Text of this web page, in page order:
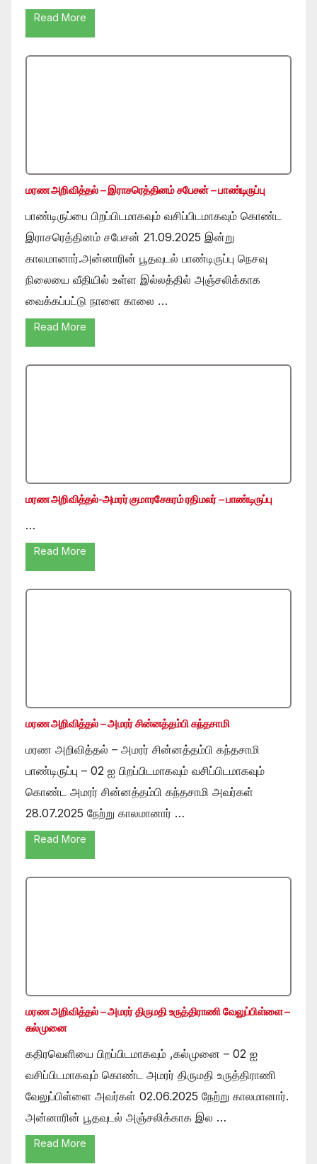
Read More
மரண அறிவித்தல் – இராசரெத்தினம் சபேசன் – பாண்டிருப்பு
பாண்டிருப்பை பிறப்பிடமாகவும் வசிப்பிடமாகவும் கொண்ட
இராசரெத்தினம் சபேசன் 21.09.2025 இன்று
காலமானார்.அன்னாரின் பூதவுடல் பாண்டிருப்பு நெசவு
நிலையை வீதியில் உள்ள இல்லத்தில் அஞ்சலிக்காக
வைக்கப்பட்டு நாளை காலை …
Read More
மரண அறிவித்தல்-அமரர் குமாரசேகரம் ரதிமலர் – பாண்டிருப்பு
…
Read More
மரண அறிவித்தல் – அமரர் சின்னத்தம்பி கந்தசாமி
மரண அறிவித்தல் – அமரர் சின்னத்தம்பி கந்தசாமி
பாண்டிருப்பு – 02 ஐ பிறப்பிடமாகவும் வசிப்பிடமாகவும்
கொண்ட அமரர் சின்னத்தம்பி கந்தசாமி அவர்கள்
28.07.2025 நேற்று காலமானார் …
Read More
மரண அறிவித்தல் – அமரர் திருமதி உருத்திராணி வேலுப்பிள்ளை –
கல்முனை
கதிரவெளியை பிறப்பிடமாகவும் ,கல்முனை – 02 ஐ
வசிப்பிடமாகவும் கொண்ட அமரர் திருமதி உருத்திராணி
வேலுப்பிள்ளை அவர்கள் 02.06.2025 நேற்று காலமானார்.
அன்னாரின் பூதவுடல் அஞ்சலிக்காக இல …
Read More